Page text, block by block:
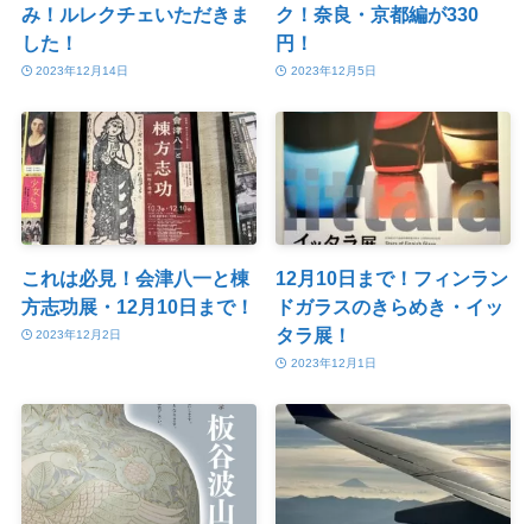
み！ルレクチェいただきま
した！
2023年12月14日
ク！奈良・京都編が330
円！
2023年12月5日
これは必見！会津八一と棟
方志功展・12月10日まで！
2023年12月2日
12月10日まで！フィンラン
ドガラスのきらめき・イッ
タラ展！
2023年12月1日